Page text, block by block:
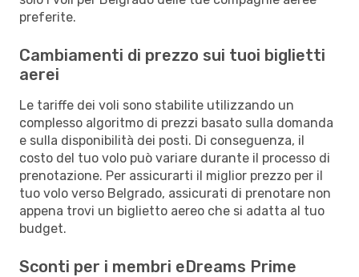
preferite.
Cambiamenti di prezzo sui tuoi biglietti
aerei
Le tariffe dei voli sono stabilite utilizzando un
complesso algoritmo di prezzi basato sulla domanda
e sulla disponibilità dei posti. Di conseguenza, il
costo del tuo volo può variare durante il processo di
prenotazione. Per assicurarti il miglior prezzo per il
tuo volo verso Belgrado, assicurati di prenotare non
appena trovi un biglietto aereo che si adatta al tuo
budget.
Sconti per i membri eDreams Prime